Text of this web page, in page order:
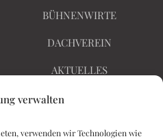
verwalten
verwenden wir Technologien wie
BÜHNENWIRTE
DACHVEREIN
AKTUELLES
KONTAKT